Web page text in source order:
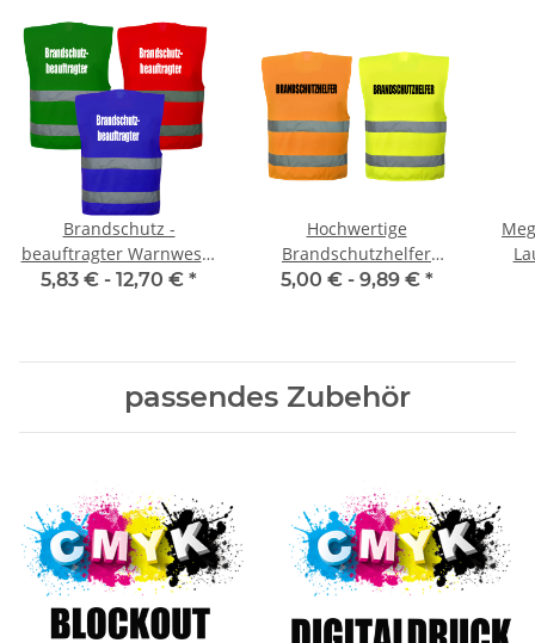
Brandschutz -
beauftragter Warnweste
Sonderfarbe in 10
5,83 € - 12,70 € *
Hochwertige
Brandschutzhelfer
Warnweste in 10 größen
5,00 € - 9,89 € *
passendes Zubehör